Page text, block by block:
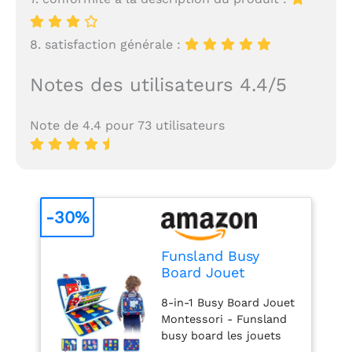
8. satisfaction générale :
Notes des utilisateurs 4.4/5
Note de 4.4 pour 73 utilisateurs
Funsland Busy
Board Jouet
Ans, Planche
d'Activités Jouet
Éducatif Sensoriel
8-in-1 Busy Board Jouet
Montessori - Funsland
busy board les jouets
-30%